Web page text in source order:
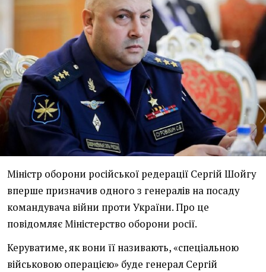
Міністр оборони російської редерації Сергій Шойгу
вперше призначив одного з генералів на посаду
командувача війни проти України. Про це
повідомляє Міністерство оборони росії.
Керуватиме, як вони її називають, «спеціальною
військовою операцією» буде генерал Сергій